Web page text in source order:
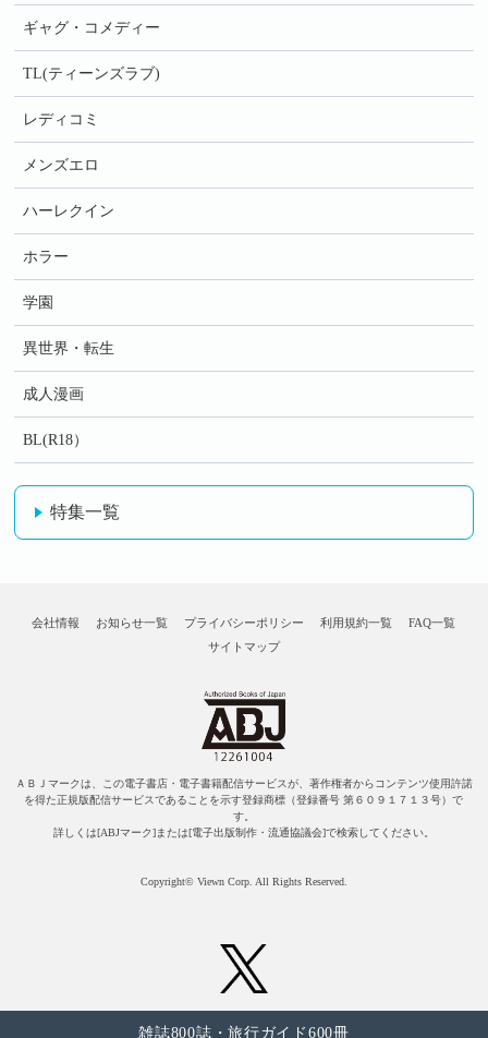
ギャグ・コメディー
TL(ティーンズラブ)
レディコミ
メンズエロ
ハーレクイン
ホラー
学園
異世界・転生
成人漫画
BL(R18）
特集一覧
会社情報 お知らせ一覧 プライバシーポリシー 利用規約一覧
FAQ一覧
サイトマップ
ＡＢＪマークは、この電子書店・電子書籍配信サービスが、著作権者からコンテンツ使用許諾
を得た正規版配信サービスであることを示す登録商標（登録番号 第６０９１７１３号）で
す。
詳しくは[ABJマーク]または[電子出版制作・流通協議会]で検索してください。
Copyright© Viewn Corp. All Rights Reserved.
雑誌800誌・旅行ガイド600冊